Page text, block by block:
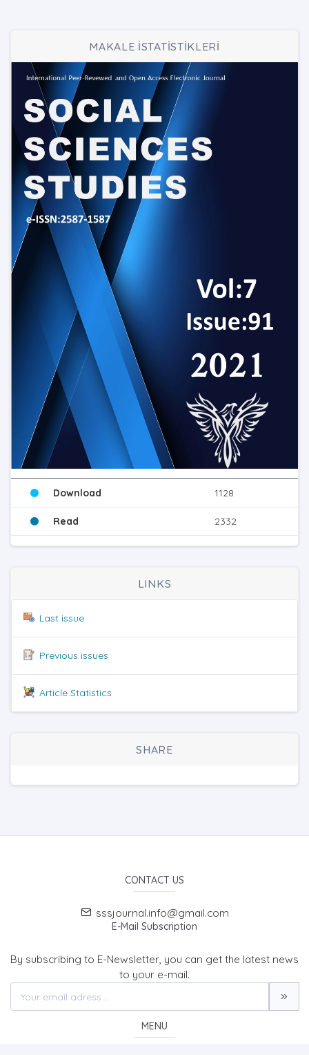
MAKALE İSTATİSTİKLERİ
Download 1128
Read 2332
LINKS
Last issue
Previous issues
Article Statistics
SHARE
CONTACT US
sssjournal.info@gmail.com
E-Mail Subscription
By subscribing to E-Newsletter, you can get the latest news
to your e-mail.
MENU